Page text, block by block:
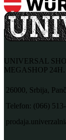
UNIVERSAL
MEGASHOP 24H.
26000, Srbija,
Telefon: (066)